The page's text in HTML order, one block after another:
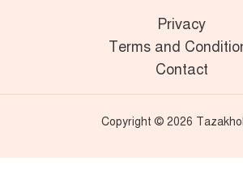
Privacy
Terms and
Contact
Copyright © 2026